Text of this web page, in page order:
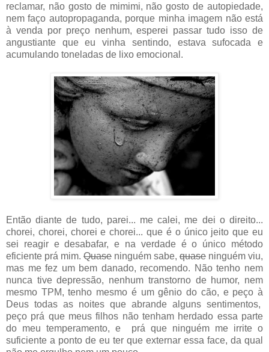
reclamar, não gosto de mimimi, não gosto de autopiedade,
nem faço autopropaganda, porque minha imagem não está
à venda por preço nenhum, esperei passar tudo isso de
angustiante que eu vinha sentindo, estava sufocada e
acumulando toneladas de lixo emocional.
Então diante de tudo, parei... me calei, me dei o direito...
chorei, chorei, chorei e chorei... que é o único jeito que eu
sei reagir e desabafar, e na verdade é o único método
eficiente prá mim. Quase ninguém sabe, quase ninguém viu,
mas me fez um bem danado, recomendo. Não tenho nem
nunca tive depressão, nenhum transtorno de humor, nem
mesmo TPM, tenho mesmo é um gênio do cão, e peço à
Deus todas as noites que abrande alguns sentimentos,
peço prá que meus filhos não tenham herdado essa parte
do meu temperamento, e prá que ninguém me irrite o
suficiente a ponto de eu ter que externar essa face, da qual